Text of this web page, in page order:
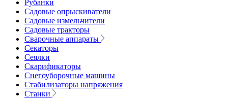
Рубанки
Садовые опрыскиватели
Садовые измельчители
Садовые тракторы
Сварочные аппараты
Секаторы
Сеялки
Скарификаторы
Снегоуборочные машины
Стабилизаторы напряжения
Станки